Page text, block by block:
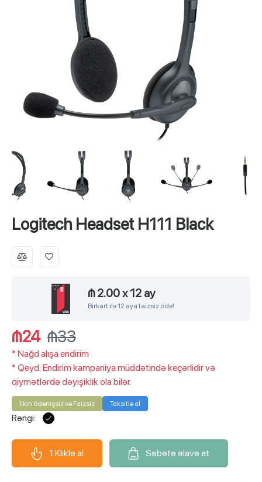
Logitech Headset H111 Black
₼ 2.00x12 ay
Birkart ilə 12 aya faizsiz ödə!
₼24 ₼33
* Nağd alışa endirim
* Qeyd: Endirim kampaniya müddətində keçərlidir və
qiymətlərdə dəyişiklik ola bilər.
İlkin ödənişsiz və Faizsiz Taksitlə al
Rəngi:
1 Kliklə al Səbətə əlavə et